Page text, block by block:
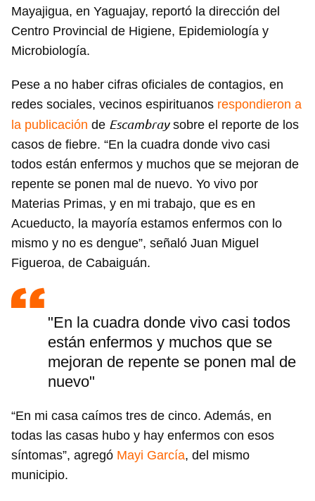
Mayajigua, en Yaguajay, reportó la dirección del
Centro Provincial de Higiene, Epidemiología y
Microbiología.
Pese a no haber cifras oficiales de contagios, en
redes sociales, vecinos espirituanos respondieron a
la publicación de Escambraysobre el reporte de los
casos de fiebre. “En la cuadra donde vivo casi
todos están enfermos y muchos que se mejoran de
repente se ponen mal de nuevo. Yo vivo por
Materias Primas, y en mi trabajo, que es en
Acueducto, la mayoría estamos enfermos con lo
mismo y no es dengue”, señaló Juan Miguel
Figueroa, de Cabaiguán.
"En la cuadra donde vivo casi todos
están enfermos y muchos que se
mejoran de repente se ponen mal de
nuevo"
“En mi casa caímos tres de cinco. Además, en
todas las casas hubo y hay enfermos con esos
síntomas”, agregó Mayi García, del mismo
municipio.